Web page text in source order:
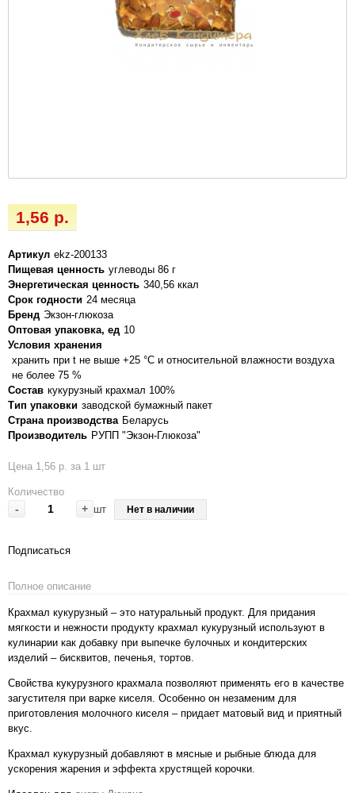
1,56 р.
Артикул ekz-200133
Пищевая ценность углеводы 86 г
Энергетическая ценность 340,56 ккал
Срок годности 24 месяца
Бренд Экзон-глюкоза
Оптовая упаковка, ед 10
Условия хранения
хранить при t не выше +25 °C и относительной влажности воздуха
не более 75 %
Состав кукурузный крахмал 100%
Тип упаковки заводской бумажный пакет
Страна производства Беларусь
Производитель РУПП "Экзон-Глюкоза"
Цена 1,56 р. за 1 шт
Количество
- + шт Нет в наличии
Подписаться
Полное описание
Крахмал кукурузный – это натуральный продукт. Для придания
мягкости и нежности продукту крахмал кукурузный используют в
кулинарии как добавку при выпечке булочных и кондитерских
изделий – бисквитов, печенья, тортов.
Свойства кукурузного крахмала позволяют применять его в качестве
загустителя при варке киселя. Особенно он незаменим для
приготовления молочного киселя – придает матовый вид и приятный
вкус.
Крахмал кукурузный добавляют в мясные и рыбные блюда для
ускорения жарения и эффекта хрустящей корочки.